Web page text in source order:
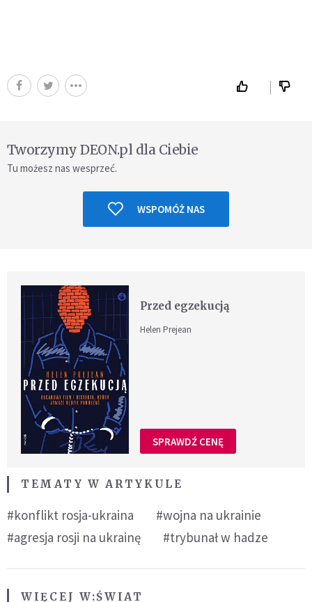
Tworzymy DEON.pl dla Ciebie
Tu możesz nas wesprzeć.
WSPOMÓŻ NAS
Przed egzekucją
Helen Prejean
SPRAWDŹ CENĘ
TEMATY W ARTYKULE
#konflikt rosja-ukraina
#wojna na ukrainie
#agresja rosji na ukrainę
#trybunał w hadze
WIĘCEJ W:ŚWIAT